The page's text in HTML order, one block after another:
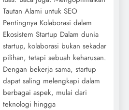
Tautan Alami untuk SEO
Pentingnya Kolaborasi dalam
Ekosistem Startup Dalam dunia
startup, kolaborasi bukan sekadar
pilihan, tetapi sebuah keharusan.
Dengan bekerja sama, startup
dapat saling melengkapi dalam
berbagai aspek, mulai dari
teknologi hingga